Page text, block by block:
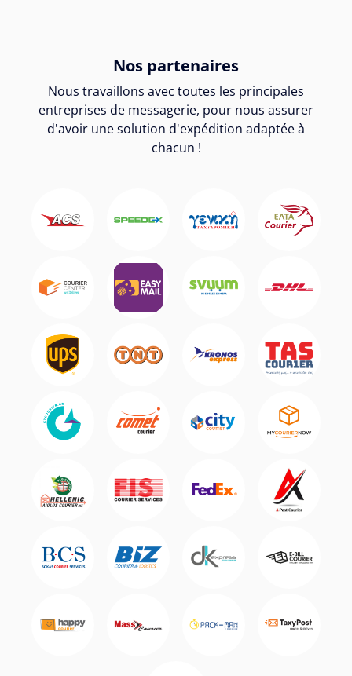
Nos partenaires
Nous travaillons avec toutes les principales
entreprises de messagerie, pour nous assurer
d'avoir une solution d'expédition adaptée à
chacun !